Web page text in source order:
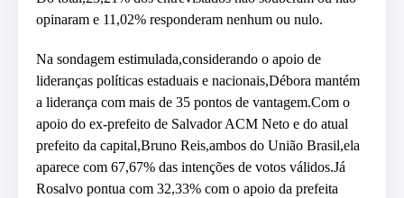
opinaram e 11,02% responderam nenhum ou nulo.
Na sondagem estimulada,considerando o apoio de
lideranças políticas estaduais e nacionais,Débora mantém
a liderança com mais de 35 pontos de vantagem.Com o
apoio do ex-prefeito de Salvador ACM Neto e do atual
prefeito da capital,Bruno Reis,ambos do União Brasil,ela
aparece com 67,67% das intenções de votos válidos.Já
Rosalvo pontua com 32,33% com o apoio da prefeita